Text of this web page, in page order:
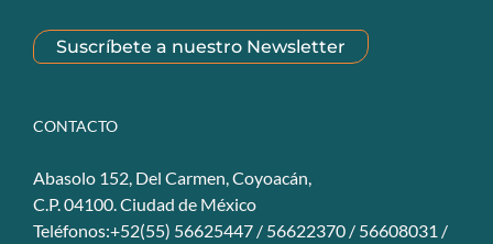
Suscríbete a nuestro Newsletter
CONTACTO
Abasolo 152, Del Carmen, Coyoacán,
C.P. 04100. Ciudad de México
Teléfonos:+52(55) 56625447 / 56622370 / 56608031 /